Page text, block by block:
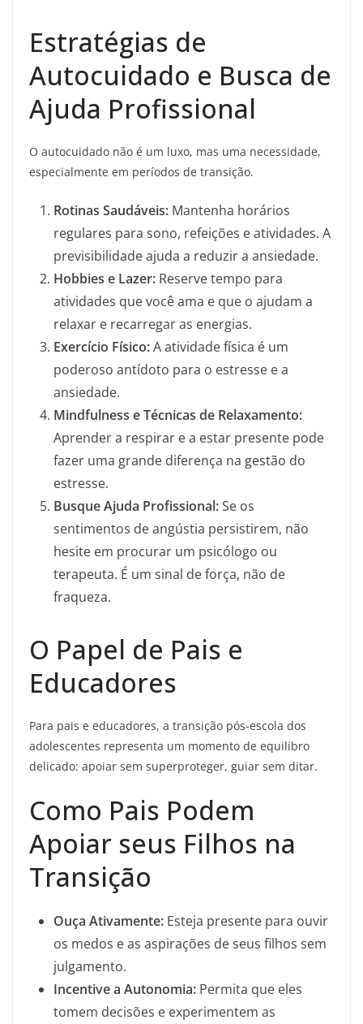
Estratégias de
Autocuidado e Busca de
Ajuda Profissional
O autocuidado não é um luxo, mas uma necessidade,
especialmente em períodos de transição.
Rotinas Saudáveis: Mantenha horários
regulares para sono, refeições e atividades. A
previsibilidade ajuda a reduzir a ansiedade.
Hobbies e Lazer: Reserve tempo para
atividades que você ama e que o ajudam a
relaxar e recarregar as energias.
Exercício Físico:A atividade física é um
poderoso antídoto para o estresse e a
ansiedade.
Mindfulness e Técnicas de Relaxamento:
Aprender a respirar e a estar presente pode
fazer uma grande diferença na gestão do
estresse.
Busque Ajuda Profissional:Se os
sentimentos de angústia persistirem, não
hesite em procurar um psicólogo ou
terapeuta. É um sinal de força, não de
fraqueza.
O Papel de Pais e
Educadores
Para pais e educadores, a transição pós-escola dos
adolescentes representa um momento de equilibro
delicado: apoiar sem superproteger, guiar sem ditar.
Como Pais Podem
Apoiar seus Filhos na
Transição
Ouça Ativamente: Esteja presente para ouvir
os medos e as aspirações de seus filhos sem
julgamento.
Incentive a Autonomia: Permita que eles
tomem decisões e experimentem as